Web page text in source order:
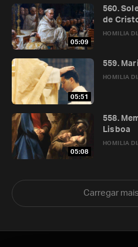
05:09
HOMILIA
560.
de
05:51
HOMILIA
559.
05:08
HOMILIA
558.
Lisboa
Carregar